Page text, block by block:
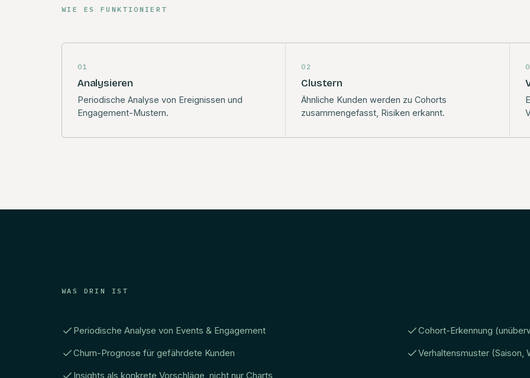
WIE ES FUNKTIONIERT
01
Analysieren
Periodische Analyse von Ereignissen und
Engagement-Mustern.
02
Clustern
Ähnliche Kunden werden zu Cohorts
zusammengefasst, Risiken erkannt.
WAS DRIN IST
Periodische Analyse von Events & Engagement
Cohort-Erkennung
Churn-Prognose für gefährdete Kunden
Verhaltensmuster (Saison,
Insights als konkrete Vorschläge, nicht nur Charts